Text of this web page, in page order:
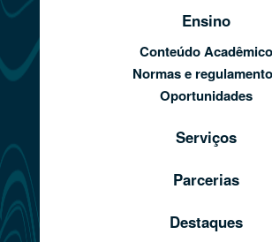
Ensino
Conteúdo Acadêmico
Normas e
Oportunidades
Serviços
Parcerias
Destaques